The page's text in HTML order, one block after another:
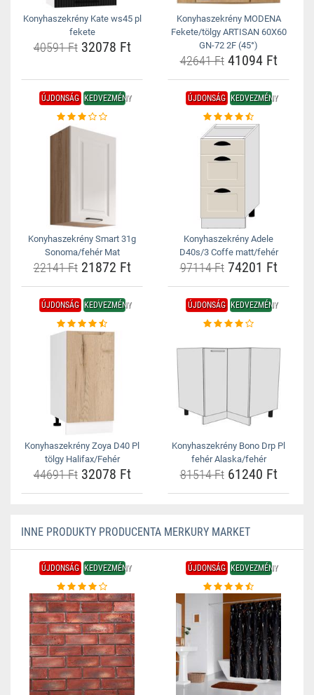
Konyhaszekrény Kate ws45 pl
fekete
40591 Ft32078 Ft
Konyhaszekrény MODENA
Fekete/tölgy ARTISAN 60X60
GN-72 2F (45°)
42641 Ft41094 Ft
ÚJDONSÁG KEDVEZMÉNY
Konyhaszekrény Smart 31g
Sonoma/fehér Mat
22141 Ft21872 Ft
ÚJDONSÁG KEDVEZMÉNY
Konyhaszekrény Adele
D40s/3 Coffe matt/fehér
97114 Ft74201 Ft
ÚJDONSÁG KEDVEZMÉNY
Konyhaszekrény Zoya D40 Pl
tölgy Halifax/Fehér
44691 Ft32078 Ft
ÚJDONSÁG KEDVEZMÉNY
Konyhaszekrény Bono Drp Pl
fehér Alaska/fehér
81514 Ft61240 Ft
INNE PRODUKTY PRODUCENTA MERKURY MARKET
ÚJDONSÁG KEDVEZMÉNY ÚJDONSÁG KEDVEZMÉNY